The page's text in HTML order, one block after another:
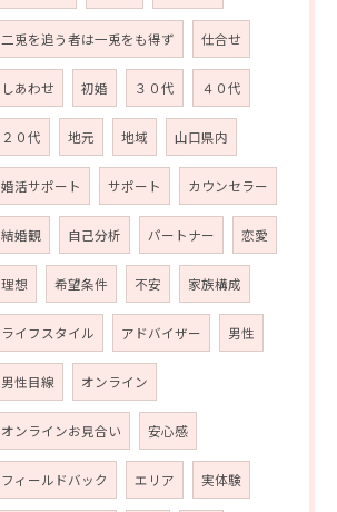
二兎を追う者は一兎をも得ず 仕合せ
しあわせ 初婚 ３０代 ４０代
２０代 地元 地域 山口県内
婚活サポート サポート カウンセラー
結婚観 自己分析 パートナー 恋愛
理想 希望条件 不安 家族構成
ライフスタイル アドバイザー 男性
男性目線 オンライン
オンラインお見合い 安心感
フィールドバック エリア 実体験